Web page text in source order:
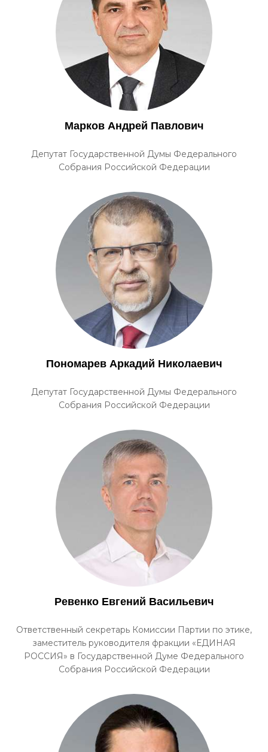
Марков Андрей Павлович
Депутат Государственной Думы Федерального
Собрания Российской Федерации
Пономарев Аркадий Николаевич
Депутат Государственной Думы Федерального
Собрания Российской Федерации
Ревенко Евгений Васильевич
Ответственный секретарь Комиссии Партии по этике,
заместитель руководителя фракции «ЕДИНАЯ
РОССИЯ» в Государственной Думе Федерального
Собрания Российской Федерации